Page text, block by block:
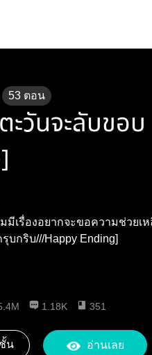
53 ตอน
วันจะลับขอบ
เรื่องอยากจะขอความช่วยเ
อ [ดราม่ากรุบกริบ///Happy Ending]
1.18K 351
น อ่านเลย